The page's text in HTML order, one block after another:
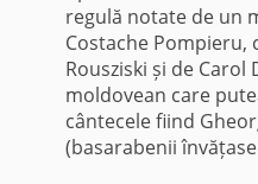
regulă notate de un
Costache
Rousziski și de
moldovean care
cântecele fiind
(basarabenii